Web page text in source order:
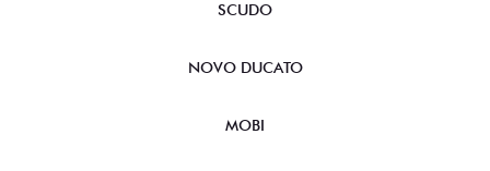
SCUDO
NOVO DUCATO
MOBI